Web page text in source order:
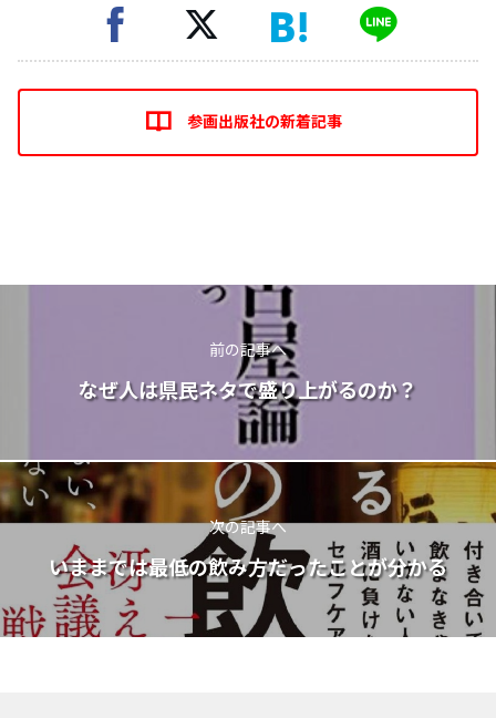
参画出版社の新着記事
前の記事へ
なぜ人は県民ネタで盛り上がるのか？
次の記事へ
いままでは最低の飲み方だったことが分かる